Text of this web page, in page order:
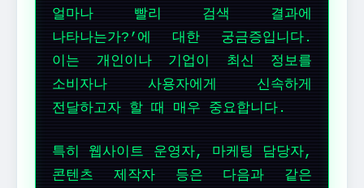
얼마나 빨리 검색 결과에
나타나는가?’에 대한 궁금증입니다.
이는 개인이나 기업이 최신 정보를
소비자나 사용자에게 신속하게
전달하고자 할 때 매우 중요합니다.
특히 웹사이트 운영자, 마케팅 담당자,
콘텐츠 제작자 등은 다음과 같은